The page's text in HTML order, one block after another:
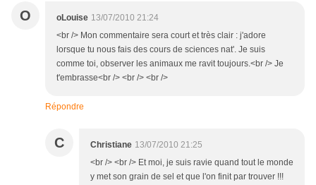
O oLouise 13/07/2010 21:24
<br /> Mon commentaire sera court et très clair : j'adore
lorsque tu nous fais des cours de sciences nat'. Je suis
comme toi, observer les animaux me ravit toujours.<br /> Je
t'embrasse<br /> <br /> <br />
Répondre
C Christiane 13/07/2010 21:25
<br /> <br /> Et moi, je suis ravie quand tout le monde
y met son grain de sel et que l'on finit par trouver !!!